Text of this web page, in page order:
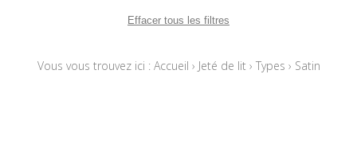
Effacer tous les filtres
Vous vous trouvez ici : Accueil › Jeté de lit › Types › Satin